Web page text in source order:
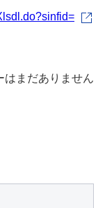
はまだありません